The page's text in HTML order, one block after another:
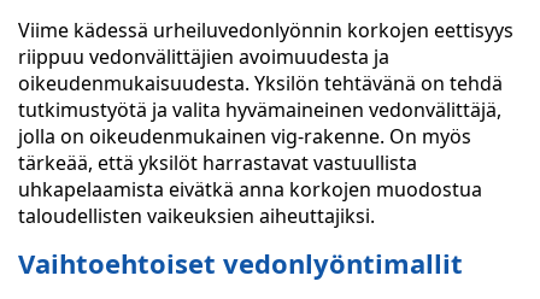
Viime kädessä urheiluvedonlyönnin korkojen eettisyys
riippuu vedonvälittäjien avoimuudesta ja
oikeudenmukaisuudesta. Yksilön tehtävänä on tehdä
tutkimustyötä ja valita hyvämaineinen vedonvälittäjä,
jolla on oikeudenmukainen vig-rakenne. On myös
tärkeää, että yksilöt harrastavat vastuullista
uhkapelaamista eivätkä anna korkojen muodostua
taloudellisten vaikeuksien aiheuttajiksi.
Vaihtoehtoiset vedonlyöntimallit